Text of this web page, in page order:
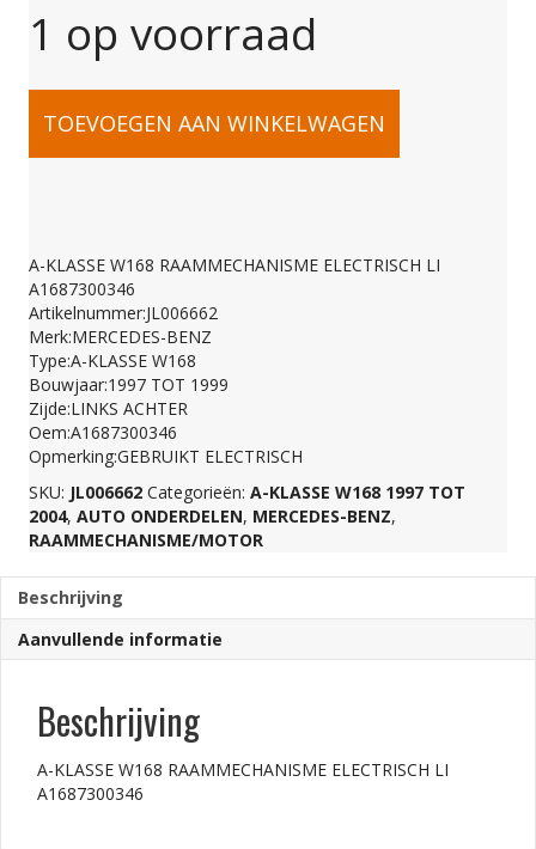
1 op voorraad
A-
W168
RAAMMECHANISME
ELECTRISCH
LI
A1687300346
aantal
TOEVOEGEN AAN WINKELWAGEN
A-KLASSE W168 RAAMMECHANISME ELECTRISCH LI
A1687300346
Artikelnummer:JL006662
Merk:MERCEDES-BENZ
Type:A-KLASSE W168
Bouwjaar:1997 TOT 1999
Zijde:LINKS ACHTER
Oem:A1687300346
Opmerking:GEBRUIKT ELECTRISCH
SKU: JL006662 Categorieën: A-KLASSE W168 1997 TOT
2004, AUTO ONDERDELEN, MERCEDES-BENZ,
RAAMMECHANISME/MOTOR
Beschrijving
Aanvullende informatie
Beschrijving
A-KLASSE W168 RAAMMECHANISME ELECTRISCH LI
A1687300346